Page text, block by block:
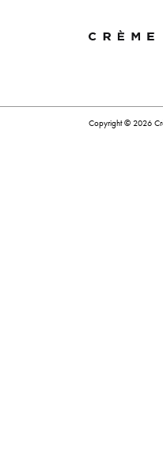
Copyright © 2026